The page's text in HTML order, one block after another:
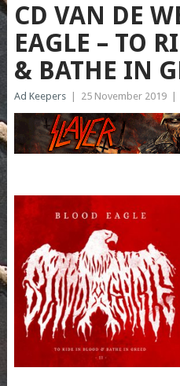
CD VAN DE
EAGLE – TO
& BATHE IN
Ad Keepers 25 November 2019